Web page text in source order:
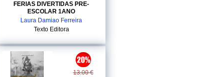
FERIAS DIVERTIDAS PRE-
ESCOLAR 1ANO
Laura Damiao Ferreira
Texto Editora
13.00 €